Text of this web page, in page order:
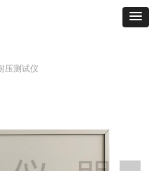
压测试仪